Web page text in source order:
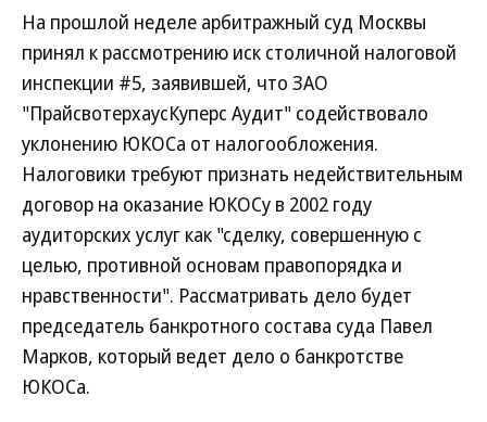
На прошлой неделе арбитражный суд Москвы
принял к рассмотрению иск столичной налоговой
инспекции #5, заявившей, что ЗАО
"ПрайсвотерхаусКуперс Аудит" содействовало
уклонению ЮКОСа от налогообложения.
Налоговики требуют признать недействительным
договор на оказание ЮКОСу в 2002 году
аудиторских услуг как "сделку, совершенную с
целью, противной основам правопорядка и
нравственности". Рассматривать дело будет
председатель банкротного состава суда Павел
Марков, который ведет дело о банкротстве
ЮКОСа.